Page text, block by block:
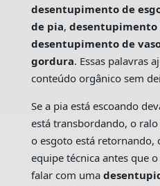
desentupimento de
de pia, desentupimento
desentupimento de
gordura. Essas palavras
conteúdo orgânico sem
Se a pia está escoando
está transbordando, o
o esgoto está retornando,
equipe técnica antes que
falar com uma